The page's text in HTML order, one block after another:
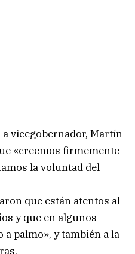
vicegobernador, Martín
«creemos firmemente
la voluntad del
que están atentos al
y que en algunos
a palmo», y también a la